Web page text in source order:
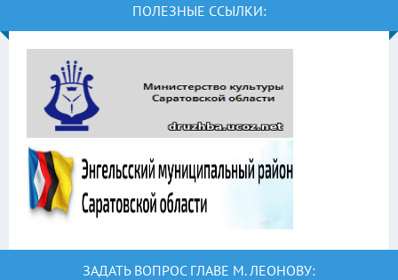
ПОЛЕЗНЫЕ ССЫЛКИ:
ЗАДАТЬ ВОПРОС ГЛАВЕ М. ЛЕОНОВУ: